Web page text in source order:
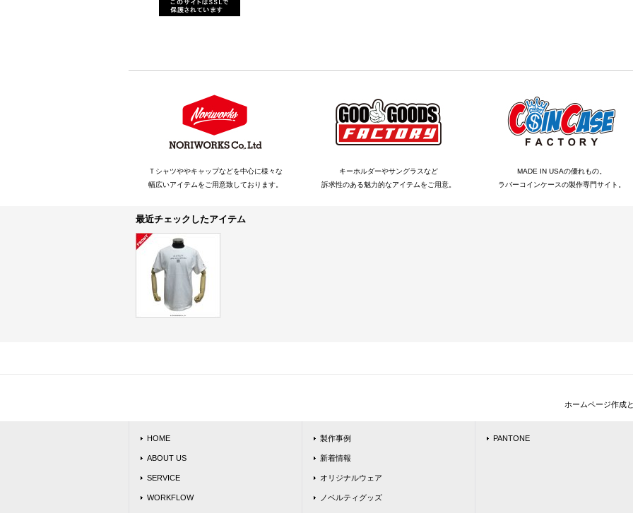
Ｔシャツややキャップなどを中心に様々な
幅広いアイテムをご用意致しております。
キーホルダーやサングラスなど
訴求性のある魅力的なアイテムをご用意。
MADE IN USAの優れもの。
ラバーコインケースの製作専門サイト。
最近チェックしたアイテム
ホームページ作成
HOME
ABOUT US
SERVICE
WORKFLOW
製作事例
新着情報
オリジナルウェア
ノベルティグッズ
PANTONE